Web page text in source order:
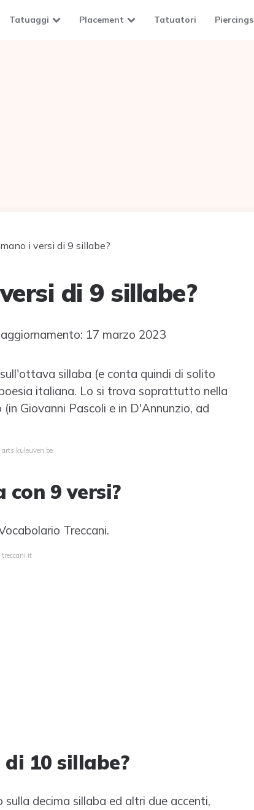
Tatuaggi Placement Tatuatori Piercings
i versi di 9 sillabe?
di 9 sillabe?
17 marzo 2023
sillaba (e conta quindi di solito
italiana. Lo si trova soprattutto nella
Giovanni Pascoli e in D'Annunzio, ad
con 9 versi?
Treccani.
10 sillabe?
decima sillaba ed altri due accenti,